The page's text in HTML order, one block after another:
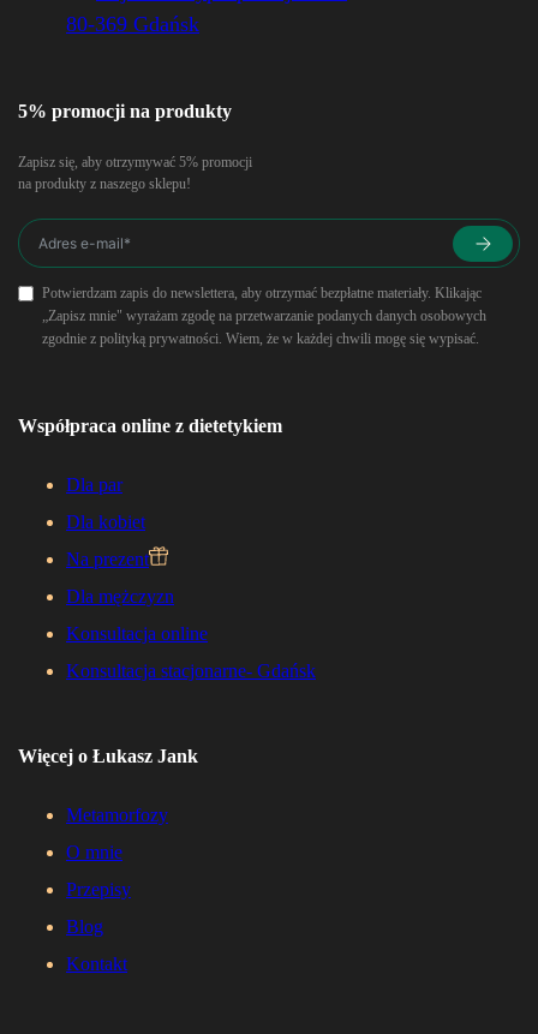
80-369 Gdańsk
Współpraca online z dietetykiem
Dla par
Dla kobiet
Na prezent
Dla mężczyzn
Konsultacja online
Konsultacja stacjonarne- Gdańsk
Więcej o Łukasz Jank
Metamorfozy
O mnie
Przepisy
Blog
Kontakt
5% promocji na produkty
Zapisz się, aby otrzymywać 5% promocji
na produkty z naszego sklepu!
Potwierdzam zapis do newslettera, aby otrzymać bezpłatne materiały. Klikając
„Zapisz mnie" wyrażam zgodę na przetwarzanie podanych danych osobowych
zgodnie z polityką prywatności. Wiem, że w każdej chwili mogę się wypisać.